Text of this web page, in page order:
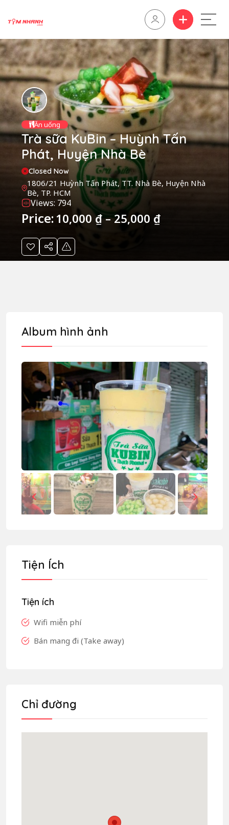
Ăn uống
Trà sữa KuBin – Huỳnh Tấn
Phát, Huyện Nhà Bè
Closed Now
1806/21 Huỳnh Tấn Phát, TT. Nhà Bè, Huyện Nhà
Bè, TP. HCM
Views: 794
Price: 10,000₫ – 25,000 ₫
Album hình ảnh
Tiện Ích
Tiện ích
Wifi miễn phí
Bán mang đi (Take away)
Chỉ đường